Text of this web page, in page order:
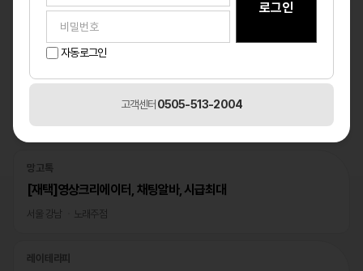
베스트
망고톡
[재택]영상크리에이터, 채팅알바, 시급최대
서울 강남 노래주점
레이테라피
자동로그인
고객센터0505-513-2004